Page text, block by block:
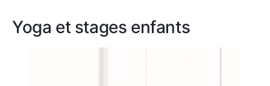
Yoga et stages enfants